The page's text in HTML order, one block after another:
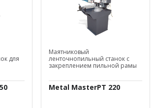
для
Маятниковый
ленточнопильный станок с
закреплением пильной рамы
Metal MasterPT 220